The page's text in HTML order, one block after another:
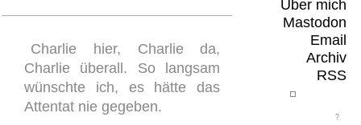
Über mich
Mastodon
Email
Archiv
RSS
Charlie hier, Charlie da,
Charlie überall. So langsam
wünschte ich, es hätte das
Attentat nie gegeben.